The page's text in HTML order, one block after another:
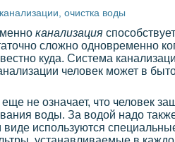
очистка воды
канализация
сложно одновременно
куда. Система
человек может в
еще не означает, что человек
воды. За водой надо
используются